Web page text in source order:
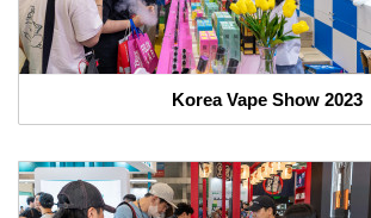
Korea Vape Show 2023